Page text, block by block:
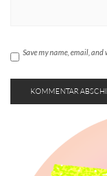
Save my name, email,